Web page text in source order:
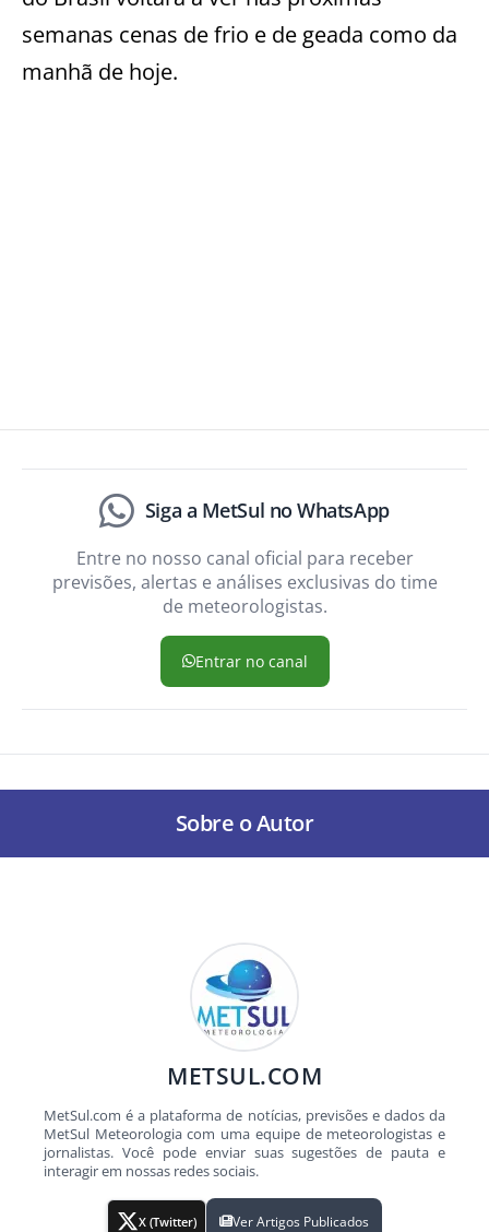
semanas cenas de frio e de geada como da
manhã de hoje.
Siga a MetSul no WhatsApp
Entre no nosso canal oficial para receber
previsões, alertas e análises exclusivas do time
de meteorologistas.
Entrar no canal
Sobre o Autor
METSUL.COM
MetSul.com é a plataforma de notícias, previsões e dados da
MetSul Meteorologia com uma equipe de meteorologistas e
jornalistas. Você pode enviar suas sugestões de pauta e
interagir em nossas redes sociais.
X (Twitter) Ver Artigos Publicados